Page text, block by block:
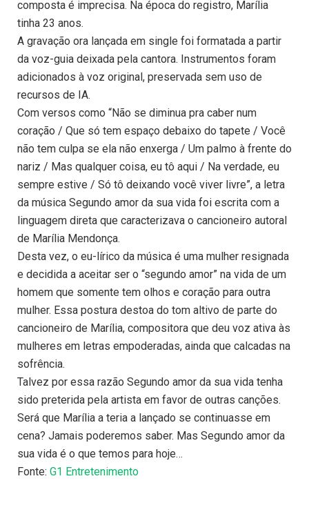
composta é imprecisa. Na época do registro, Marília
tinha 23 anos.
A gravação ora lançada em single foi formatada a partir
da voz-guia deixada pela cantora. Instrumentos foram
adicionados à voz original, preservada sem uso de
recursos de IA.
Com versos como “Não se diminua pra caber num
coração / Que só tem espaço debaixo do tapete / Você
não tem culpa se ela não enxerga / Um palmo à frente do
nariz / Mas qualquer coisa, eu tô aqui / Na verdade, eu
sempre estive / Só tô deixando você viver livre”, a letra
da música Segundo amor da sua vida foi escrita com a
linguagem direta que caracterizava o cancioneiro autoral
de Marília Mendonça.
Desta vez, o eu-lírico da música é uma mulher resignada
e decidida a aceitar ser o “segundo amor” na vida de um
homem que somente tem olhos e coração para outra
mulher. Essa postura destoa do tom altivo de parte do
cancioneiro de Marília, compositora que deu voz ativa às
mulheres em letras empoderadas, ainda que calcadas na
sofrência.
Talvez por essa razão Segundo amor da sua vida tenha
sido preterida pela artista em favor de outras canções.
Será que Marília a teria a lançado se continuasse em
cena? Jamais poderemos saber. Mas Segundo amor da
sua vida é o que temos para hoje…
Fonte: G1 Entretenimento